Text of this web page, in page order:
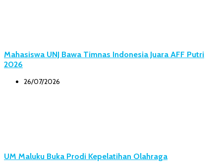
Mahasiswa UNJ Bawa Timnas Indonesia Juara AFF Putri
2026
26/07/2026
UM Maluku Buka Prodi Kepelatihan Olahraga